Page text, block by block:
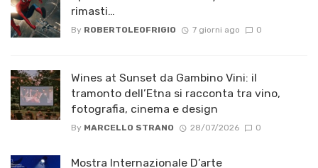
rimasti…
By ROBERTOLEOFRIGIO 7 giorni ago 0
Wines at Sunset da Gambino Vini: il
tramonto dell’Etna si racconta tra vino,
fotografia, cinema e design
By MARCELLO STRANO 28/07/2026 0
Mostra Internazionale D’arte